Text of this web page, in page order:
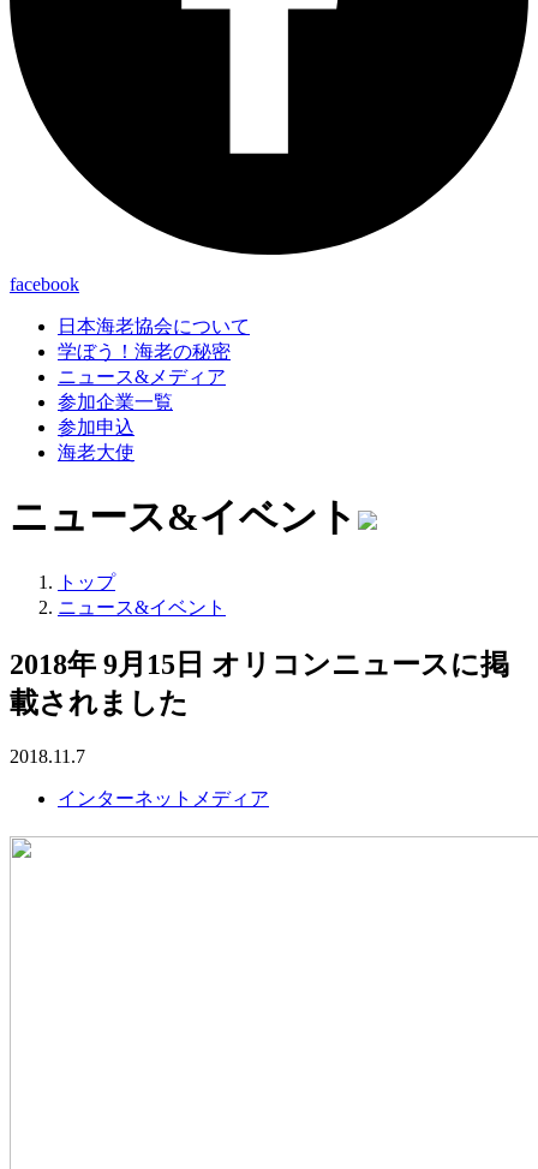
facebook
日本海老協会について
学ぼう！海老の秘密
ニュース&メディア
参加企業一覧
参加申込
海老大使
ニュース&イベント
トップ
ニュース&イベント
2018年 9月15日 オリコンニュースに掲
載されました
2018.11.7
インターネットメディア